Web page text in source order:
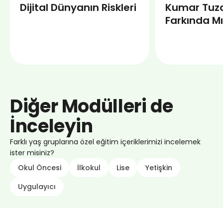
Dijital Dünyanın Riskleri
Kumar
Farkında
Diğer Modülleri de
İnceleyin
Farklı yaş gruplarına özel eğitim içeriklerimizi incelemek
ister misiniz?
Okul Öncesi
İlkokul Lise
Yetişkin
Uygulayıcı